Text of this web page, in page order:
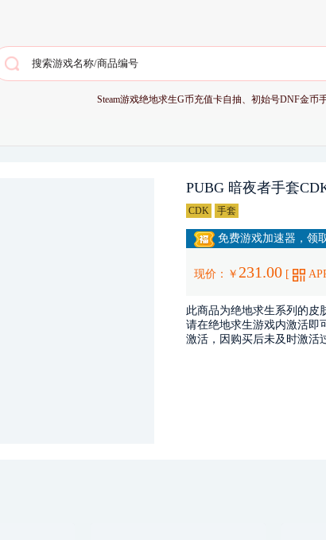
Steam游戏绝地求生G币充值卡自抽、初始号DNF金币
PUBG 暗夜者手套
CDK 手套
免费游戏加速器，领
现价：￥ 231.00 [
此商品为绝地求生系列的皮
请在绝地求生游戏内激活即
激活，因购买后未及时激活